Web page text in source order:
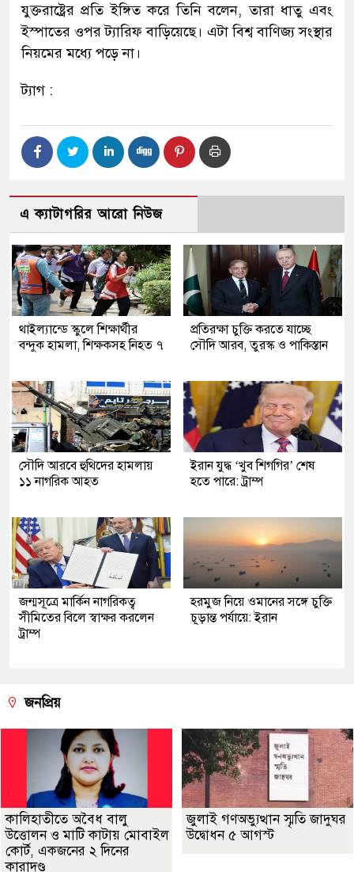
যুক্তরাষ্ট্রের প্রতি ইঙ্গিত করে তিনি বলেন, তারা ধাতু এবং
ইস্পাতের ওপর ট্যারিফ বাড়িয়েছে। এটা বিশ্ব বাণিজ্য সংস্থার
নিয়মের মধ্যে পড়ে না।
ট্যাগ :
এ ক্যাটাগরির আরো নিউজ
থাইল্যান্ডে স্কুলে শিক্ষার্থীর
বন্দুক হামলা, শিক্ষকসহ নিহত ৭
প্রতিরক্ষা চুক্তি করতে যাচ্ছে
সৌদি আরব, তুরস্ক ও পাকিস্তান
সৌদি আরবে হুথিদের হামলায়
১১ নাগরিক আহত
ইরান যুদ্ধ ‘খুব শিগগির’ শেষ
হতে পারে: ট্রাম্প
জন্মসূত্রে মার্কিন নাগরিকত্ব
সীমিতের বিলে স্বাক্ষর করলেন
ট্রাম্প
হরমুজ নিয়ে ওমানের সঙ্গে চুক্তি
চূড়ান্ত পর্যায়ে: ইরান
জনপ্রিয়
কালিহাতীতে অবৈধ বালু
উত্তোলন ও মাটি কাটায় মোবাইল
কোর্ট, একজনের ২ দিনের
কারাদণ্ড
জুলাই গণঅভ্যুত্থান স্মৃতি জাদুঘর
উদ্বোধন ৫ আগস্ট